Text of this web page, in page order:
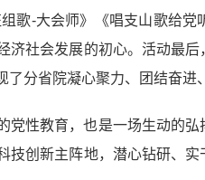
-大会师》《唱支山歌给党
社会发展的初心。活动最
分省院凝心聚力、团结奋进
性教育，也是一场生动的
创新主阵地，潜心钻研、